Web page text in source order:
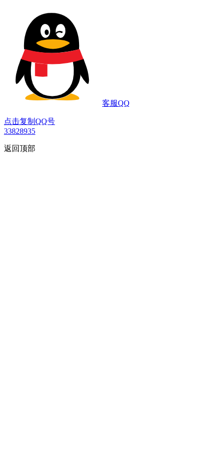
客服QQ
点击复制QQ号
33828935
返回顶部